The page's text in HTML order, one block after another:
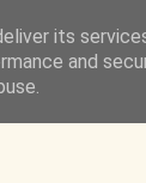
its
and